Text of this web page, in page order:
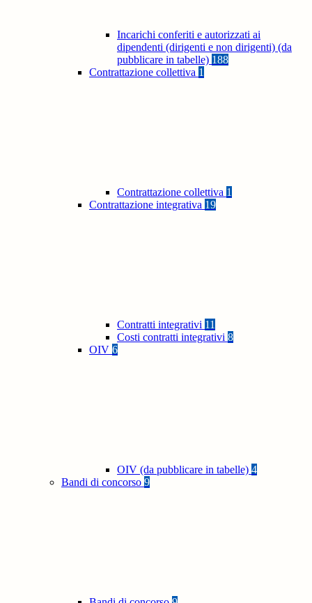
Incarichi conferiti e autorizzati ai
dipendenti (dirigenti e non dirigenti) (da
pubblicare in tabelle) 188
Contrattazione collettiva 1
Contrattazione collettiva 1
Contrattazione integrativa 19
Contratti integrativi 11
Costi contratti integrativi 8
OIV 6
OIV (da pubblicare in tabelle) 4
Bandi di concorso 9